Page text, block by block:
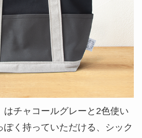
はチャコールグレーと2色使い
く持っていただける、シック